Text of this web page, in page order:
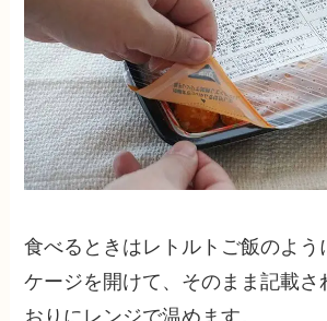
食べるときはレトルトご飯のよう
ケージを開けて、そのまま記載さ